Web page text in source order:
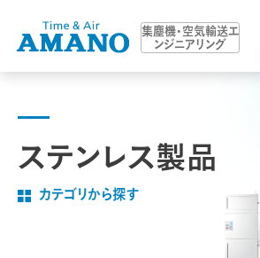
集塵機・空気輸送エ
ンジニアリング
ステンレス製品
カテゴリから探す